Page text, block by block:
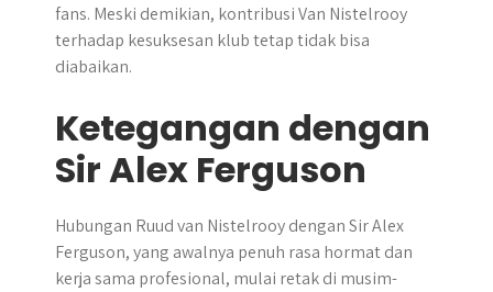
fans. Meski demikian, kontribusi Van Nistelrooy
terhadap kesuksesan klub tetap tidak bisa
diabaikan.
Ketegangan dengan
Sir Alex Ferguson
Hubungan Ruud van Nistelrooy dengan Sir Alex
Ferguson, yang awalnya penuh rasa hormat dan
kerja sama profesional, mulai retak di musim-